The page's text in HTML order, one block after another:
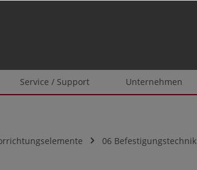
Service / Support Unternehmen
06 Befestigungstechnik